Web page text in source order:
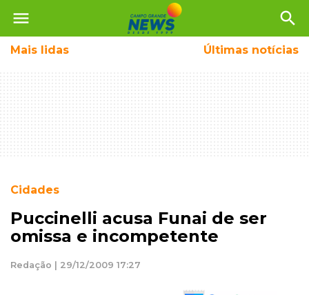
menu search
Mais lidas Últimas notícias
Cidades
Puccinelli acusa Funai de ser
omissa e incompetente
Redação | 29/12/2009 17:27